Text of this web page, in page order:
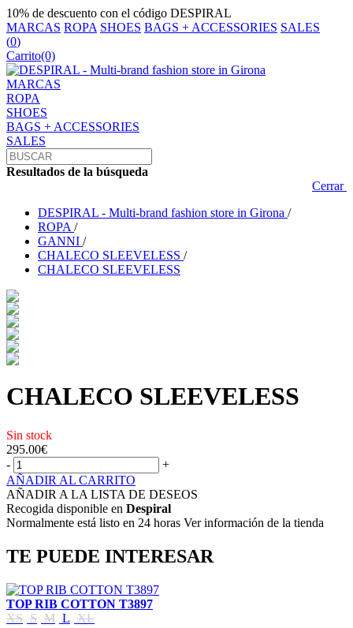
10% de descuento con el código DESPIRAL
MARCAS ROPA SHOES BAGS + ACCESSORIES SALES
(0)
Carrito(0)
MARCAS
ROPA
SHOES
BAGS + ACCESSORIES
SALES
Resultados de la búsqueda
Cerrar
DESPIRAL - Multi-brand fashion store in Girona /
ROPA /
GANNI /
CHALECO SLEEVELESS /
CHALECO SLEEVELESS
CHALECO SLEEVELESS
Sin stock
295.00€
-
+
AÑADIR AL CARRITO
AÑADIR A LA LISTA DE DESEOS
Recogida disponible en Despiral
Normalmente está listo en 24 horas Ver información de la tienda
TE PUEDE INTERESAR
TOP RIB COTTON T3897
XS S M L XL